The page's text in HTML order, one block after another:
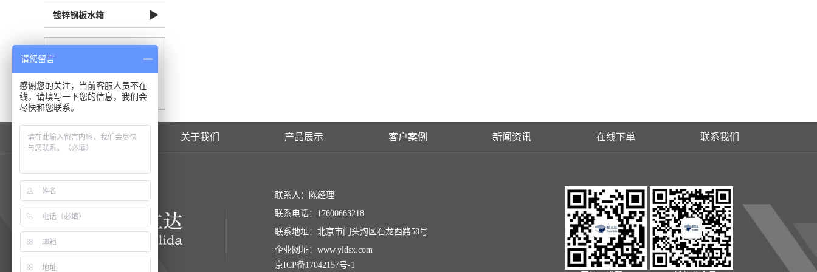
镀锌钢板水箱 ▶
联系方式：
立即咨询我们
网站首页 关于我们 产品展示 客户案例 新闻资讯 在线下单 联系我们
联系人：陈经理
联系电话：17600663218
联系地址：北京市门头沟区石龙西路58号
企业网址：www.yldsx.com
京ICP备17042157号-1
请您留言
感谢您的关注，当前客服人员不在
线，请填写一下您的信息，我们会
尽快和您联系。